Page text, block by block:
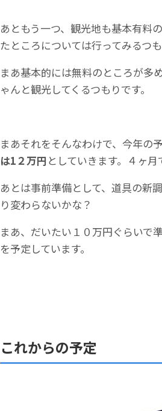
あともう一つ、観光地も基本有料
たところについては行ってみるつも
まあ基本的には無料のところが多
ゃんと観光してくるつもりです。
まあそれをそんなわけで、今年の
は1２万円 としていきます。４ヶ
あとは事前準備として、道具の新
り変わらないかな？
まあ、だいたい１０万円ぐらいで
を予定しています。
これからの予定